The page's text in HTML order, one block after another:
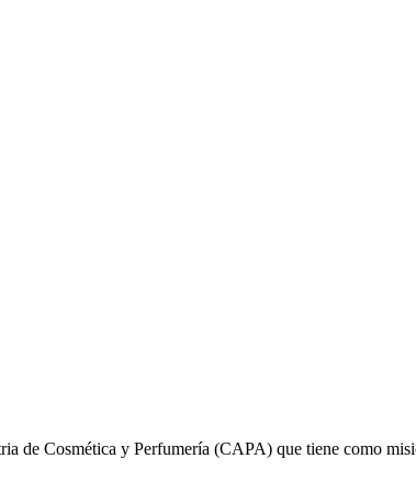
de Cosmética y Perfumería (CAPA) que tiene como